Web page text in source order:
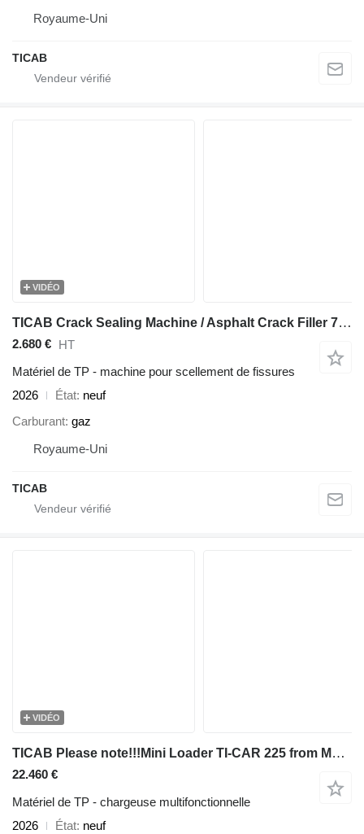
Royaume-Uni
TICAB
VIDÉO
TICAB Crack Sealing Machine / Asphalt Crack Filler 70 L from Manufactu
2.680 € HT
Matériel de TP - machine pour scellement de fissures
2026
État neuf
Carburant gaz
Royaume-Uni
TICAB
VIDÉO
TICAB Please note!!!Mini Loader TI-CAR 225 from Manufacturer
22.460 €
Matériel de TP - chargeuse multifonctionnelle
2026
État neuf